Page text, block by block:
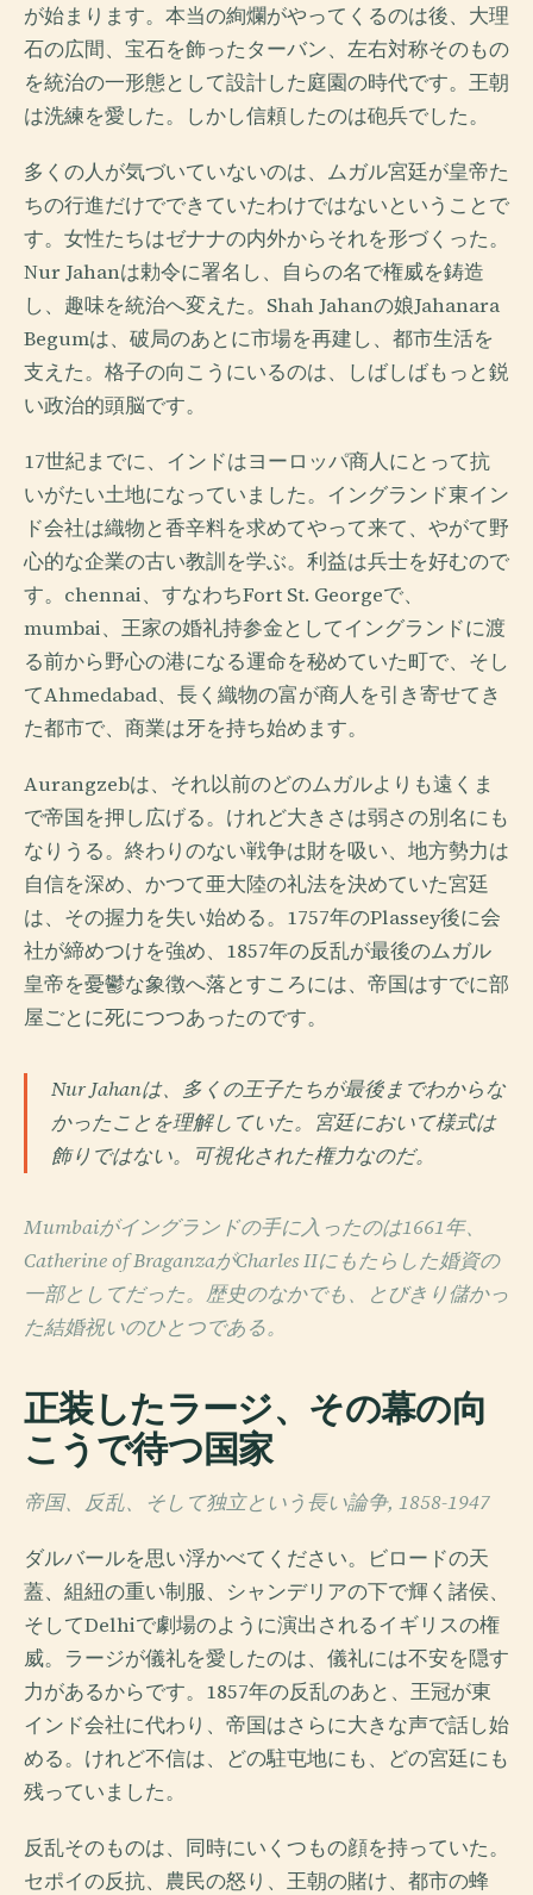
が始まります。本当の絢爛がやってくるのは後、大理
石の広間、宝石を飾ったターバン、左右対称そのもの
を統治の一形態として設計した庭園の時代です。王朝
は洗練を愛した。しかし信頼したのは砲兵でした。
多くの人が気づいていないのは、ムガル宮廷が皇帝た
ちの行進だけでできていたわけではないということで
す。女性たちはゼナナの内外からそれを形づくった。
Nur Jahanは勅令に署名し、自らの名で権威を鋳造
し、趣味を統治へ変えた。Shah Jahanの娘Jahanara
Begumは、破局のあとに市場を再建し、都市生活を
支えた。格子の向こうにいるのは、しばしばもっと鋭
い政治的頭脳です。
17世紀までに、インドはヨーロッパ商人にとって抗
いがたい土地になっていました。イングランド東イン
ド会社は織物と香辛料を求めてやって来て、やがて野
心的な企業の古い教訓を学ぶ。利益は兵士を好むので
す。chennai、すなわちFort St. Georgeで、
mumbai、王家の婚礼持参金としてイングランドに渡
る前から野心の港になる運命を秘めていた町で、そし
てAhmedabad、長く織物の富が商人を引き寄せてき
た都市で、商業は牙を持ち始めます。
Aurangzebは、それ以前のどのムガルよりも遠くま
で帝国を押し広げる。けれど大きさは弱さの別名にも
なりうる。終わりのない戦争は財を吸い、地方勢力は
自信を深め、かつて亜大陸の礼法を決めていた宮廷
は、その握力を失い始める。1757年のPlassey後に会
社が締めつけを強め、1857年の反乱が最後のムガル
皇帝を憂鬱な象徴へ落とすころには、帝国はすでに部
屋ごとに死につつあったのです。
Nur Jahanは、多くの王子たちが最後までわからな
かったことを理解していた。宮廷において様式は
飾りではない。可視化された権力なのだ。
Mumbaiがイングランドの手に入ったのは1661年、
Catherine of BraganzaがCharles IIにもたらした婚資の
一部としてだった。歴史のなかでも、とびきり儲かっ
た結婚祝いのひとつである。
正装したラージ、その幕の向
こうで待つ国家
帝国、反乱、そして独立という長い論争, 1858-1947
ダルバールを思い浮かべてください。ビロードの天
蓋、組紐の重い制服、シャンデリアの下で輝く諸侯、
そしてDelhiで劇場のように演出されるイギリスの権
威。ラージが儀礼を愛したのは、儀礼には不安を隠す
力があるからです。1857年の反乱のあと、王冠が東
インド会社に代わり、帝国はさらに大きな声で話し始
める。けれど不信は、どの駐屯地にも、どの宮廷にも
残っていました。
反乱そのものは、同時にいくつもの顔を持っていた。
セポイの反抗、農民の怒り、王朝の賭け、都市の蜂